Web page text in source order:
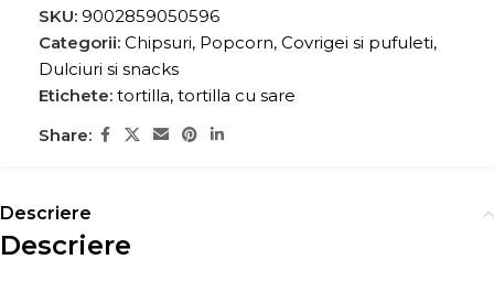
SKU: 9002859050596
Categorii: Chipsuri, Popcorn, Covrigei si pufuleti,
Dulciuri si snacks
Etichete: tortilla, tortilla cu sare
Share:
Descriere
Descriere